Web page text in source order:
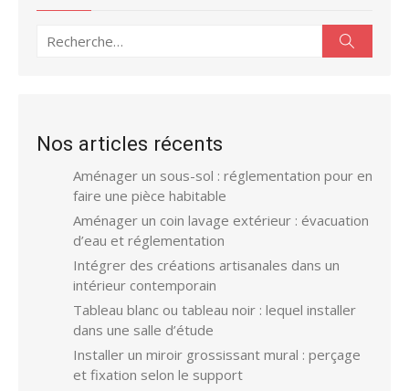
Recherche
Nos articles récents
Aménager un sous-sol : réglementation pour en
faire une pièce habitable
Aménager un coin lavage extérieur : évacuation
d’eau et réglementation
Intégrer des créations artisanales dans un
intérieur contemporain
Tableau blanc ou tableau noir : lequel installer
dans une salle d’étude
Installer un miroir grossissant mural : perçage
et fixation selon le support